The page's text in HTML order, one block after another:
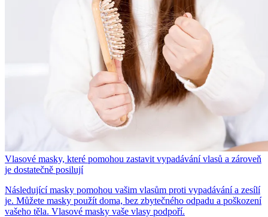
Vlasové masky, které pomohou zastavit vypadávání vlasů a zároveň
je dostatečně posilují
Následující masky pomohou vašim vlasům proti vypadávání a zesílí
je. Můžete masky použít doma, bez zbytečného odpadu a poškození
vašeho těla. Vlasové masky vaše vlasy podpoří.